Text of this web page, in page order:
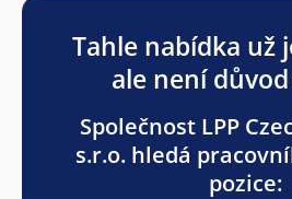
Tahle nabídka už
ale není
Společnost LPP
s.r.o. hledá
pozice: